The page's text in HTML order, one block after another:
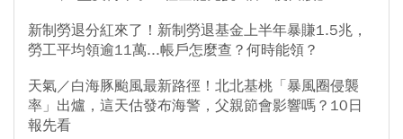
新制勞退分紅來了！新制勞退基金上半年暴賺1.5兆，
勞工平均領逾11萬...帳戶怎麼查？何時能領？
天氣／白海豚颱風最新路徑！北北基桃「暴風圈侵襲
率」出爐，這天估發布海警，父親節會影響嗎？10日
報先看